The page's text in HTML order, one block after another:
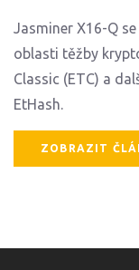
Jasminer X16-Q
oblasti těžby
Classic (ETC) a
EtHash.
ZOBRAZIT